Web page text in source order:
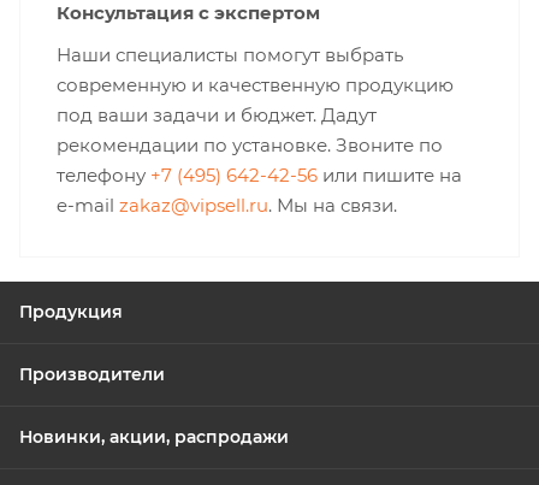
Консультация с экспертом
Наши специалисты помогут выбрать
современную и качественную продукцию
под ваши задачи и бюджет. Дадут
рекомендации по установке. Звоните по
телефону +7 (495) 642-42-56 или пишите на
e-mail zakaz@vipsell.ru. Мы на связи.
Продукция
Производители
Новинки, акции, распродажи